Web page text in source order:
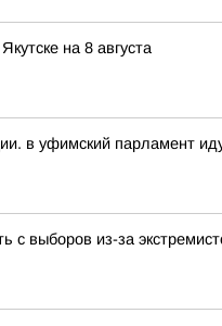
на 8 августа
в уфимский парламент
с выборов из-за